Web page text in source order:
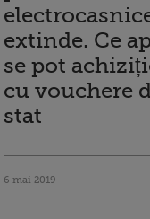
extinde. Ce
se pot
cu vouchere
stat
6 mai 2019